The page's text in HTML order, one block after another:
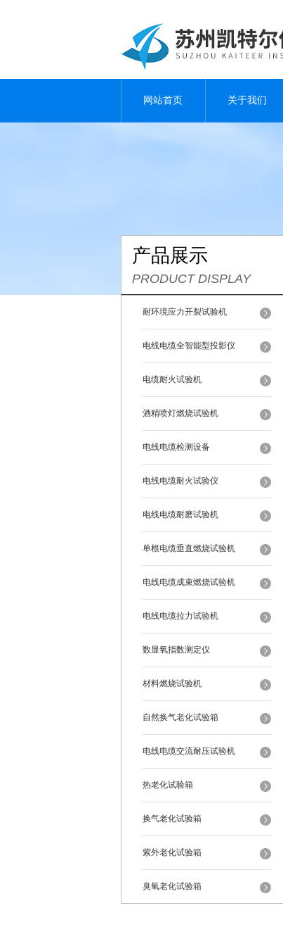
网站首页 关于我们
产品展示
PRODUCT DISPLAY
耐环境应力开裂试验机
电线电缆全智能型投影仪
电缆耐火试验机
酒精喷灯燃烧试验机
电线电缆检测设备
电线电缆耐火试验仪
电线电缆耐磨试验机
单根电缆垂直燃烧试验机
电线电缆成束燃烧试验机
电线电缆拉力试验机
数显氧指数测定仪
材料燃烧试验机
自然换气老化试验箱
电线电缆交流耐压试验机
热老化试验箱
换气老化试验箱
紫外老化试验箱
臭氧老化试验箱